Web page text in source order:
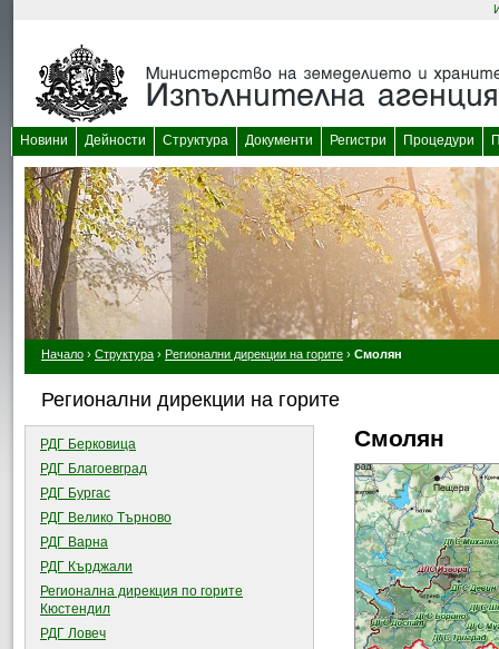
Новини Дейности Структура Документи Регистри Процедури
Начало › Структура › Регионални дирекции на горите › Смолян
Регионални дирекции на горите
РДГ Берковица
РДГ Благоевград
РДГ Бургас
РДГ Велико Търново
РДГ Варна
РДГ Кърджали
Регионална дирекция по горите
Кюстендил
РДГ Ловеч
Смолян